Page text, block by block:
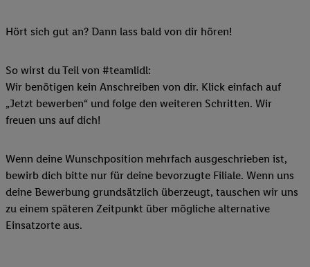
Hört sich gut an? Dann lass bald von dir hören!
So wirst du Teil von #teamlidl:
Wir benötigen kein Anschreiben von dir. Klick einfach auf
„Jetzt bewerben“ und folge den weiteren Schritten. Wir
freuen uns auf dich!
Wenn deine Wunschposition mehrfach ausgeschrieben ist,
bewirb dich bitte nur für deine bevorzugte Filiale. Wenn uns
deine Bewerbung grundsätzlich überzeugt, tauschen wir uns
zu einem späteren Zeitpunkt über mögliche alternative
Einsatzorte aus.